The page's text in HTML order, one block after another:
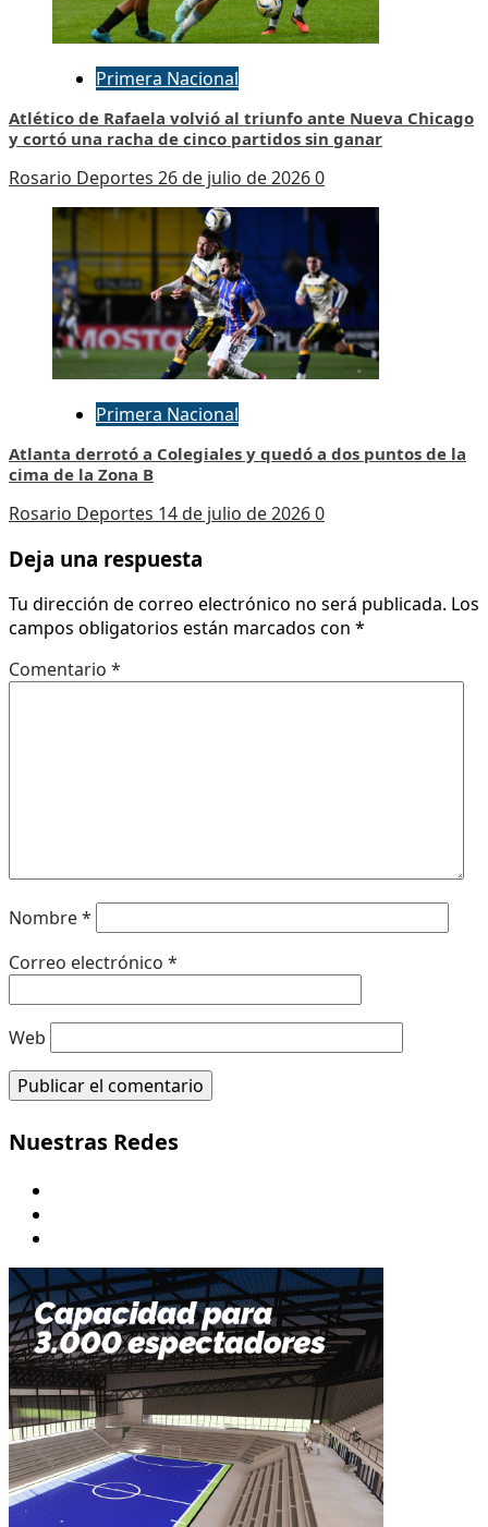
Primera Nacional
Atlético de Rafaela volvió al triunfo ante Nueva Chicago
y cortó una racha de cinco partidos sin ganar
Rosario Deportes 26 de julio de 20260
Primera Nacional
Atlanta derrotó a Colegiales y quedó a dos puntos de la
cima de la Zona B
Rosario Deportes 14 de julio de 20260
Deja una respuesta
Tu dirección de correo electrónico no será publicada. Los
campos obligatorios están marcados con *
Comentario *
Nombre*
Correo electrónico *
Web
Nuestras Redes